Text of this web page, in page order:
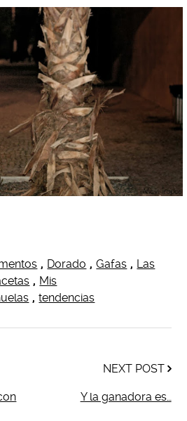
, Dorado , Gafas , Las
, Mis
, tendencias
NEXT POST
Y la ganadora es…